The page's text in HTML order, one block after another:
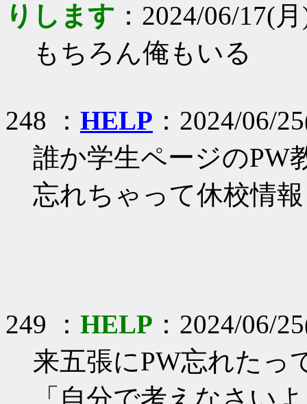
りします ：2024/06/17(
もちろん俺もいる
248 ： HELP ：2024/06/
誰か学生ページのPW
忘れちゃって休校情
249 ： HELP ：2024/06/
来五張にPW忘れたっ